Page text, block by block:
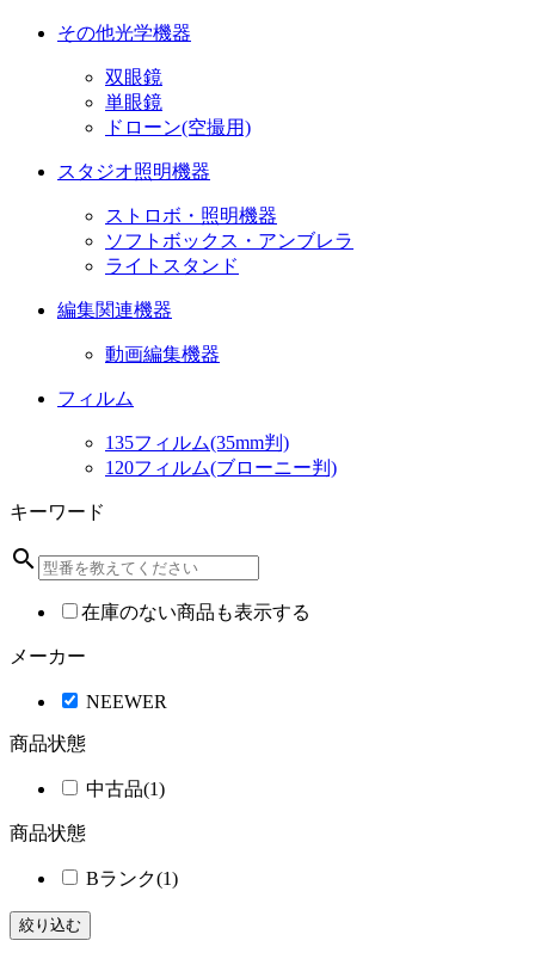
その他光学機器
双眼鏡
単眼鏡
ドローン(空撮用)
スタジオ照明機器
ストロボ・照明機器
ソフトボックス・アンブレラ
ライトスタンド
編集関連機器
動画編集機器
フィルム
135フィルム(35mm判)
120フィルム(ブローニー判)
キーワード
search
在庫のない商品も表示する
メーカー
NEEWER
商品状態
中古品(1)
商品状態
Bランク(1)
絞り込む